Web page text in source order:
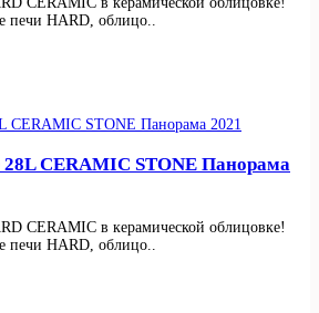
печи HARD, облицо..
CERAMIC STONE Панорама
CERAMIC в керамической облицовке!
печи HARD, облицо..